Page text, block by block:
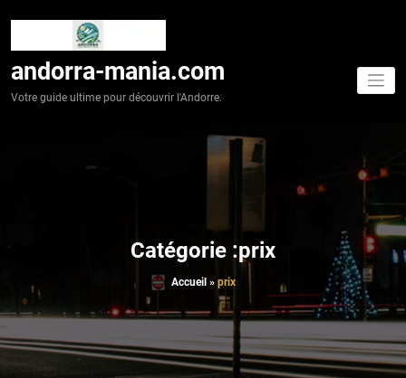
andorra-mania.com
Votre guide ultime pour découvrir l'Andorre.
Catégorie :prix
Accueil » prix